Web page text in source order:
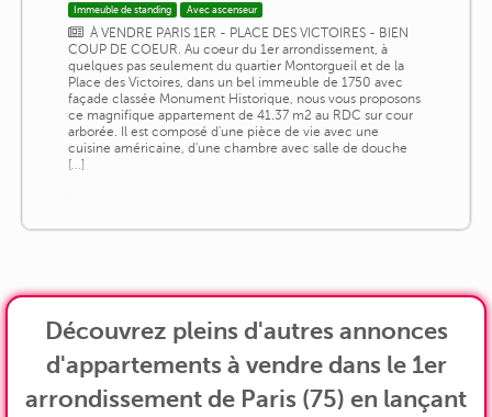
Immeuble de standing
Avec ascenseur
À VENDRE PARIS 1ER - PLACE DES VICTOIRES - BIEN
COUP DE COEUR. Au coeur du 1er arrondissement, à
quelques pas seulement du quartier Montorgueil et de la
Place des Victoires, dans un bel immeuble de 1750 avec
façade classée Monument Historique, nous vous proposons
ce magnifique appartement de 41.37 m2 au RDC sur cour
arborée. Il est composé d'une pièce de vie avec une
cuisine américaine, d'une chambre avec salle de douche
[...]
Découvrez pleins d'autres annonces
d'appartements à vendre dans le 1er
arrondissement de Paris (75) en lançant